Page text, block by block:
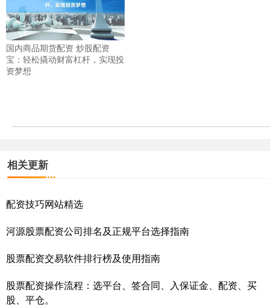
国内商品期货配资 炒股配资
宝：轻松撬动财富杠杆，实现投
资梦想
相关更新
配资技巧网站精选
河源股票配资公司排名及正规平台选择指南
股票配资交易软件排行榜及使用指南
股票配资操作流程：选平台、签合同、入保证金、配资、买
股、平仓。